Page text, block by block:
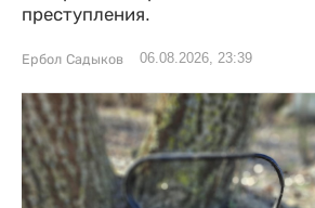
преступления.
Ербол Садыков 06.08.2026, 23:39